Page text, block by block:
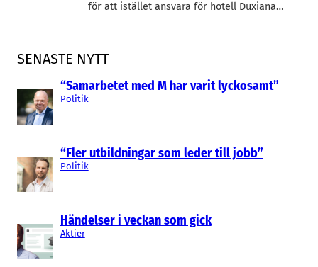
SENASTE NYTT
“Samarbetet med M har varit lyckosamt”
Politik
“Fler utbildningar som leder till jobb”
Politik
Händelser i veckan som gick
Aktier
för att istället ansvara för hotell Duxiana…